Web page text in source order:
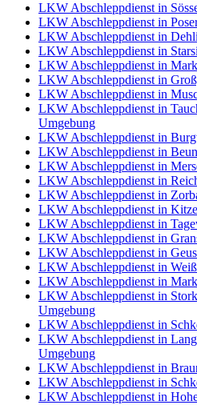
LKW Abschleppdienst in
LKW Abschleppdienst in
LKW Abschleppdienst in
LKW Abschleppdienst in
LKW Abschleppdienst in
LKW Abschleppdienst in
LKW Abschleppdienst in
LKW Abschleppdienst in
Umgebung
LKW Abschleppdienst in
LKW Abschleppdienst in
LKW Abschleppdienst in
LKW Abschleppdienst in
LKW Abschleppdienst in
LKW Abschleppdienst in
LKW Abschleppdienst in
LKW Abschleppdienst in
LKW Abschleppdienst in
LKW Abschleppdienst in
LKW Abschleppdienst in
LKW Abschleppdienst in
Umgebung
LKW Abschleppdienst in
LKW Abschleppdienst in
Umgebung
LKW Abschleppdienst in
LKW Abschleppdienst in
LKW Abschleppdienst in